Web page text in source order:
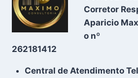
Corretor
Aparicio
o nº
262181412
Central de Atendimento